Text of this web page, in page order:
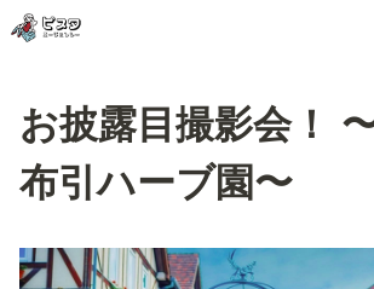
お披露目撮影会！
布引ハーブ園〜